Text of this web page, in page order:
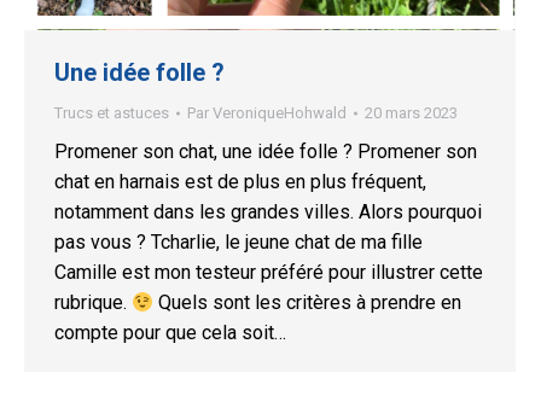
Une idée folle ?
Trucs et astuces Par VeroniqueHohwald 20 mars 2023
Promener son chat, une idée folle ? Promener son
chat en harnais est de plus en plus fréquent,
notamment dans les grandes villes. Alors pourquoi
pas vous ? Tcharlie, le jeune chat de ma fille
Camille est mon testeur préféré pour illustrer cette
rubrique.
Quels sont les critères à prendre en
compte pour que cela soit…